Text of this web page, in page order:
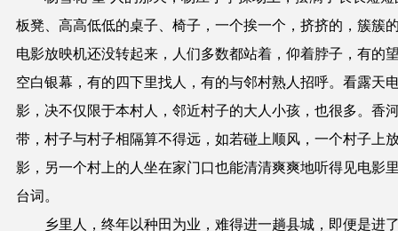
板凳、高高低低的桌子、椅子，一个挨一个，挤挤的，簇簇
电影放映机还没转起来，人们多数都站着，仰着脖子，有的
空白银幕，有的四下里找人，有的与邻村熟人招呼。看露天
影，决不仅限于本村人，邻近村子的大人小孩，也很多。香
带，村子与村子相隔算不得远，如若碰上顺风，一个村子上
影，另一个村上的人坐在家门口也能清清爽爽地听得见电影
台词。
乡里人，终年以种田为业，难得进一趟县城，即便是进